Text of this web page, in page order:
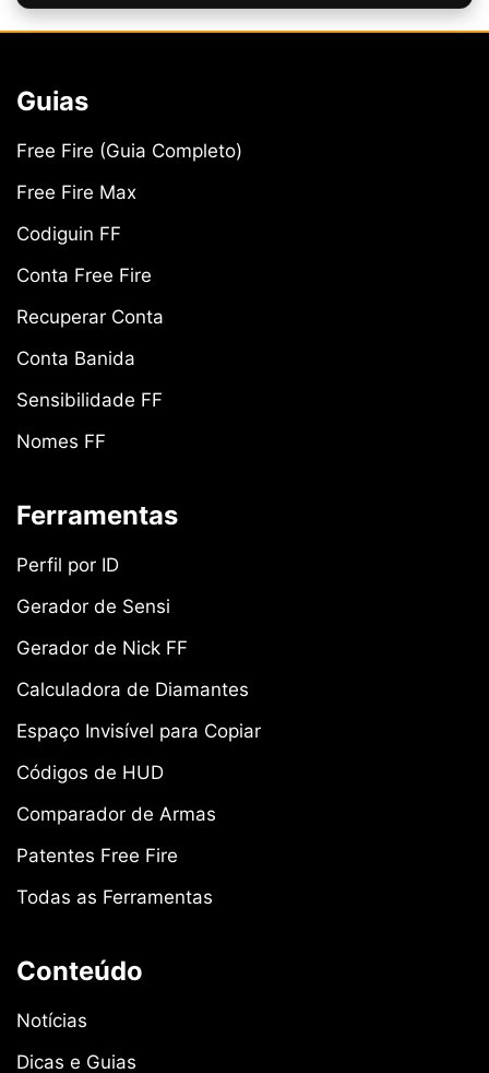
Guias
Free Fire (Guia Completo)
Free Fire Max
Codiguin FF
Conta Free Fire
Recuperar Conta
Conta Banida
Sensibilidade FF
Nomes FF
Ferramentas
Perfil por ID
Gerador de Sensi
Gerador de Nick FF
Calculadora de Diamantes
Espaço Invisível para Copiar
Códigos de HUD
Comparador de Armas
Patentes Free Fire
Todas as Ferramentas
Conteúdo
Notícias
Dicas e Guias